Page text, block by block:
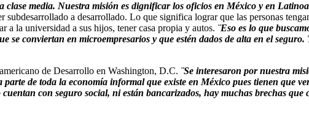
media. Nuestra misión es dignificar los oficios en México y en
subdesarrollado a desarrollado. Lo que significa lograr que las personas
la universidad a sus hijos, tener casa propia y autos. ¨Eso es lo que
se conviertan en microempresarios y que estén dados de alta en el
de Desarrollo en Washington, D.C. ¨Se interesaron por nuestra
de toda la economía informal que existe en México pues tienen que
con seguro social, ni están bancarizados, hay muchas brechas que